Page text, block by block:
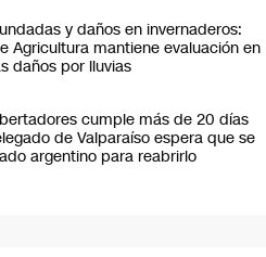
y daños en invernaderos:
Agricultura mantiene evaluación en
daños por lluvias
cumple más de 20 días
de Valparaíso espera que se
argentino para reabrirlo